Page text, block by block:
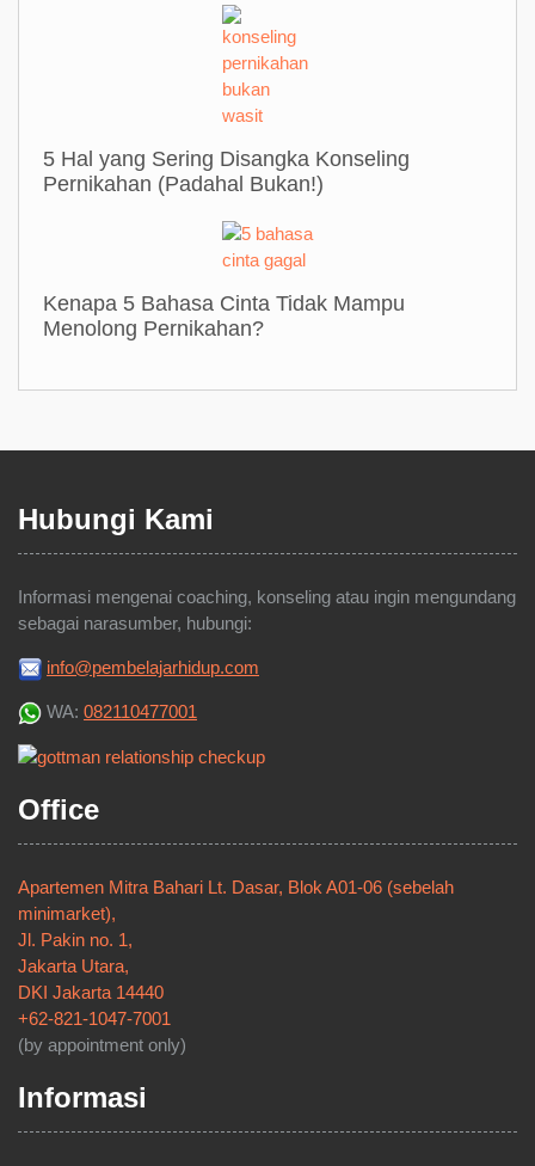
5 Hal yang Sering Disangka Konseling
Pernikahan (Padahal Bukan!)
Kenapa 5 Bahasa Cinta Tidak Mampu
Menolong Pernikahan?
Hubungi Kami
Informasi mengenai coaching, konseling atau ingin mengundang
sebagai narasumber, hubungi:
info@pembelajarhidup.com
WA: 082110477001
Office
Apartemen Mitra Bahari Lt. Dasar, Blok A01-06 (sebelah
minimarket),
Jl. Pakin no. 1,
Jakarta Utara,
DKI Jakarta 14440
+62-821-1047-7001
(by appointment only)
Informasi